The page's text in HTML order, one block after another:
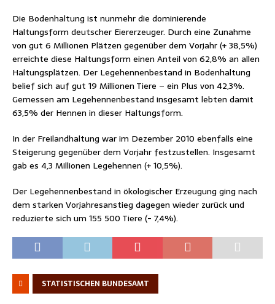
Die Bodenhaltung ist nunmehr die dominierende
Haltungsform deutscher Eiererzeuger. Durch eine Zunahme
von gut 6 Millionen Plätzen gegenüber dem Vorjahr (+ 38,5%)
erreichte diese Haltungsform einen Anteil von 62,8% an allen
Haltungsplätzen. Der Legehennenbestand in Bodenhaltung
belief sich auf gut 19 Millionen Tiere – ein Plus von 42,3%.
Gemessen am Legehennenbestand insgesamt lebten damit
63,5% der Hennen in dieser Haltungsform.
In der Freilandhaltung war im Dezember 2010 ebenfalls eine
Steigerung gegenüber dem Vorjahr festzustellen. Insgesamt
gab es 4,3 Millionen Legehennen (+ 10,5%).
Der Legehennenbestand in ökologischer Erzeugung ging nach
dem starken Vorjahresanstieg dagegen wieder zurück und
reduzierte sich um 155 500 Tiere (- 7,4%).
STATISTISCHEN BUNDESAMT